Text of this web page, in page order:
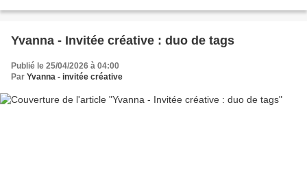
Yvanna - Invitée créative : duo de tags
Publié le 25/04/2026 à 04:00
Par Yvanna - invitée créative